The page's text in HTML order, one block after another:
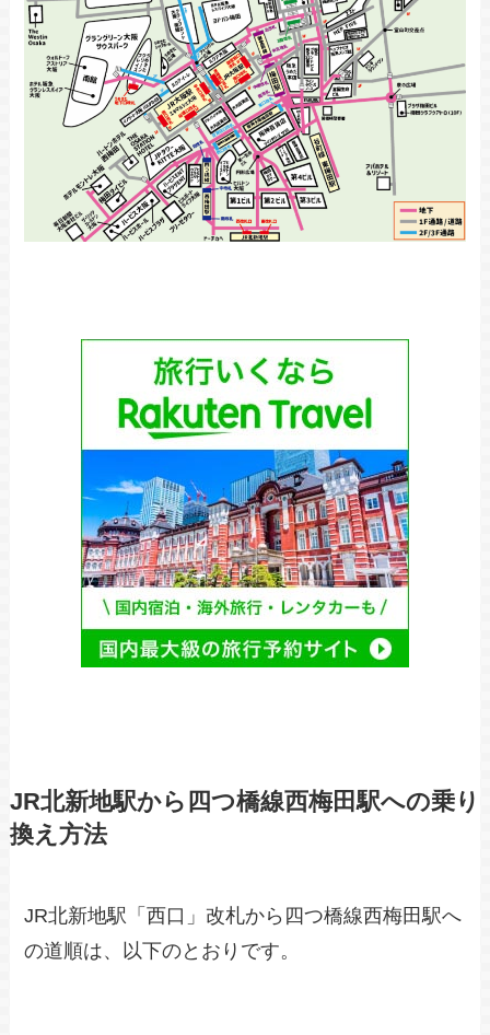
JR北新地駅から四つ橋線西梅田駅への乗り
換え方法
JR北新地駅「西口」改札から四つ橋線西梅田駅へ
の道順は、以下のとおりです。